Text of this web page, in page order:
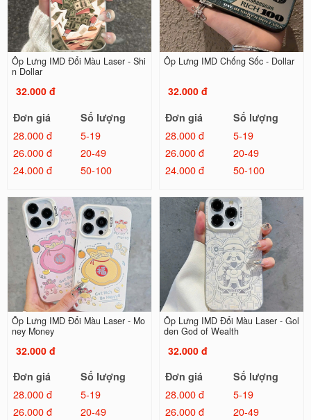
Ốp Lưng IMD Đổi Màu Laser - Shi
n Dollar
32.000 đ
Đơn giá
Số lượng
28.000 đ
5-19
26.000 đ
20-49
24.000 đ
50-100
Ốp Lưng IMD Chống Sốc - Dollar
32.000 đ
Đơn giá
Số lượng
28.000 đ
5-19
26.000 đ
20-49
24.000 đ
50-100
Ốp Lưng IMD Đổi Màu Laser - Mo
ney Money
32.000 đ
Đơn giá
Số lượng
28.000 đ
5-19
26.000 đ
20-49
Ốp Lưng IMD Đổi Màu Laser - Gol
den God of Wealth
32.000 đ
Đơn giá
Số lượng
28.000 đ
5-19
26.000 đ
20-49